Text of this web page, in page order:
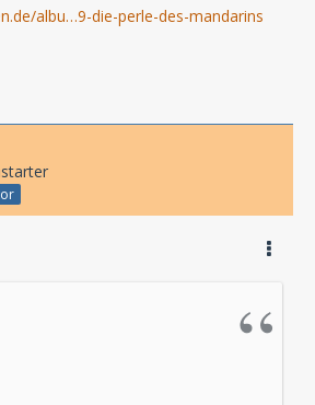
albu…9-die-perle-des-mandarins